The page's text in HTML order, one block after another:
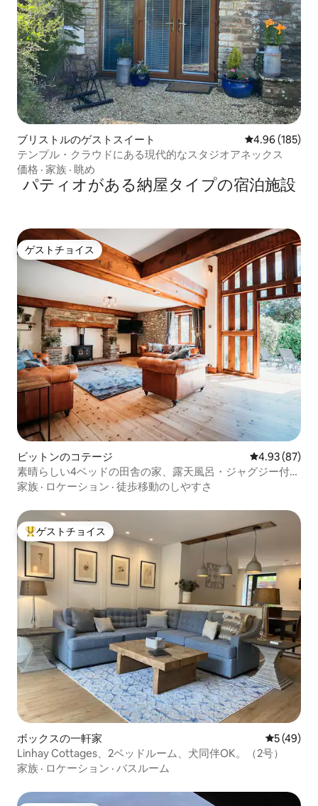
ブリストルのゲストスイート レビュー185
4.96 (185)
テンプル・クラウドにある現代的なスタジオアネックス
価格 · 家族 · 眺め
パティオがある納屋タイプの宿泊施設
ゲストチョイス
ゲストチョイス
ビットンのコテージ レビュー87
4.93 (87)
素晴らしい4ベッドの田舎の家、露天風呂・ジャグジー付き
の湯付き
家族 · ロケーション · 徒歩移動のしやすさ
大好評のゲストチョイスです。
ゲストチョイス
ボックスの一軒家 レビュー
5 (49)
Linhay Cottages、2ベッドルーム、犬同伴OK。（2号）
家族 · ロケーション · バスルーム